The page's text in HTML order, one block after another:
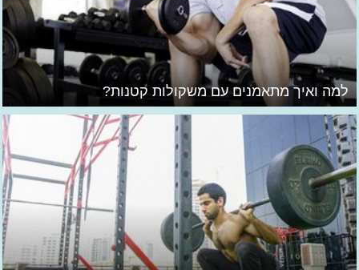
למה ואיך מתאמנים עם משקולות קטנות?